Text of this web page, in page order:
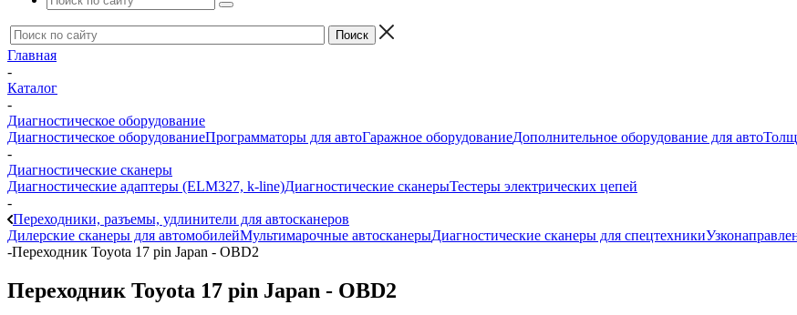
Главная
-
Каталог
-
Диагностическое оборудование
Диагностическое оборудованиеПрограмматоры для автоГаражное оборудованиеДополнительное оборудование для авто
-
Диагностические сканеры
Диагностические адаптеры (ELM327, k-line)Диагностические сканерыТестеры электрических цепей
-
Переходники, разъемы, удлинители для автосканеров
Дилерские сканеры для автомобилейМультимарочные автосканерыДиагностические сканеры для спецтехники
-Переходник Toyota 17 pin Japan - OBD2
Переходник Toyota 17 pin Japan - OBD2